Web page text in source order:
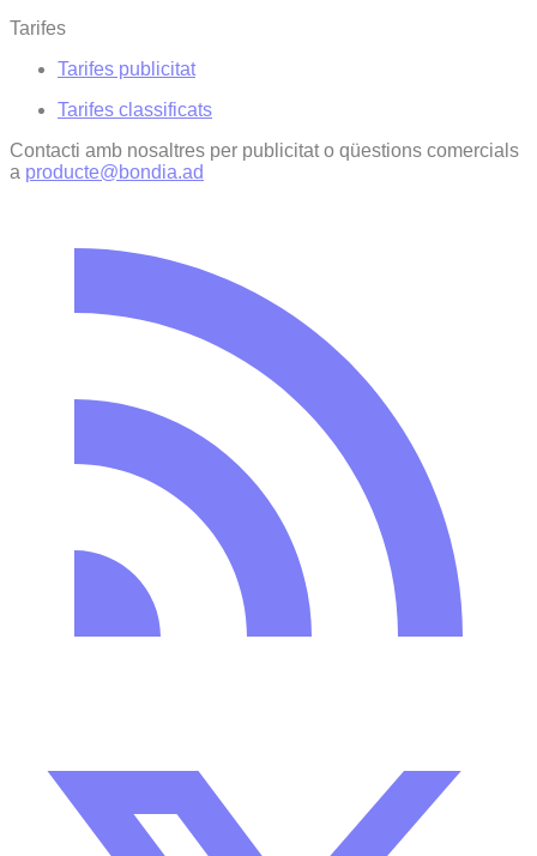
Tarifes
Tarifes publicitat
Tarifes classificats
Contacti amb nosaltres per publicitat o qüestions comercials
a producte@bondia.ad